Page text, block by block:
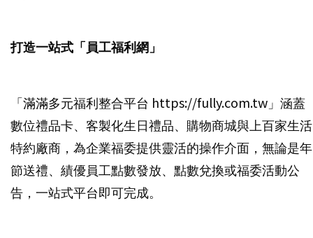
打造一站式「員工福利網」
「滿滿多元福利整合平台 https://fully.com.tw」涵蓋
數位禮品卡、客製化生日禮品、購物商城與上百家生活
特約廠商，為企業福委提供靈活的操作介面，無論是年
節送禮、績優員工點數發放、點數兌換或福委活動公
告，一站式平台即可完成。